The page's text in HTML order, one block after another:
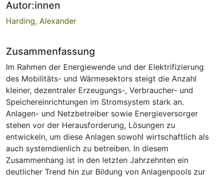
Autor:innen
Harding, Alexander
Zusammenfassung
Im Rahmen der Energiewende und der Elektrifizierung
des Mobilitäts- und Wärmesektors steigt die Anzahl
kleiner, dezentraler Erzeugungs-, Verbraucher- und
Speichereinrichtungen im Stromsystem stark an.
Anlagen- und Netzbetreiber sowie Energieversorger
stehen vor der Herausforderung, Lösungen zu
entwickeln, um diese Anlagen sowohl wirtschaftlich als
auch systemdienlich zu betreiben. In diesem
Zusammenhang ist in den letzten Jahrzehnten ein
deutlicher Trend hin zur Bildung von Anlagenpools zur